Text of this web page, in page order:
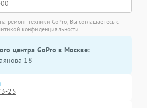
ремонт техники GoPro, Вы соглашаетесь с
конфиденциальности
центра GoPro в Москве:
18
25